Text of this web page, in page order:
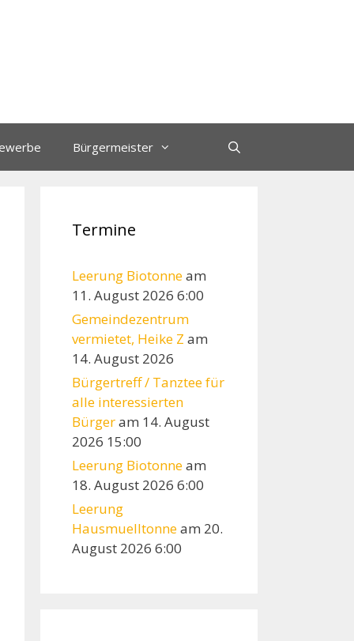
Bürgermeister
Termine
Leerung Biotonneam
11. August 2026 6:00
Gemeindezentrum
vermietet, Heike Z am
14. August 2026
Bürgertreff / Tanztee für
alle interessierten
Bürgeram 14. August
2026 15:00
Leerung Biotonneam
18. August 2026 6:00
Leerung
Hausmuelltonneam 20.
August 2026 6:00